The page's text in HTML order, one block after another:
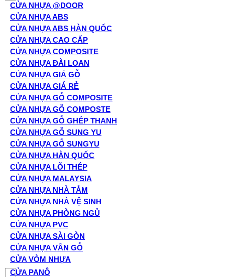
CỬA NHỰA @DOOR
CỬA NHỰA ABS
CỬA NHỰA ABS HÀN QUỐC
CỬA NHỰA CAO CẤP
CỬA NHỰA COMPOSITE
CỬA NHỰA ĐÀI LOAN
CỬA NHỰA GIẢ GỖ
CỬA NHỰA GIÁ RẺ
CỬA NHỰA GỖ COMPOSITE
CỬA NHỰA GỖ COMPOSTE
CỬA NHỰA GỖ GHÉP THANH
CỬA NHỰA GỖ SUNG YU
CỬA NHỰA GỖ SUNGYU
CỬA NHỰA HÀN QUỐC
CỬA NHỰA LÕI THÉP
CỬA NHỰA MALAYSIA
CỬA NHỰA NHÀ TẮM
CỬA NHỰA NHÀ VỆ SINH
CỬA NHỰA PHÒNG NGỦ
CỬA NHỰA PVC
CỬA NHỰA SÀI GÒN
CỬA NHỰA VÂN GỖ
CỬA VÒM NHỰA
CỬA PANÔ